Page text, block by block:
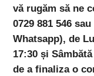
vă rugăm să ne
0729 881 546
Whatsapp), de
17:30 și
de a finaliza o